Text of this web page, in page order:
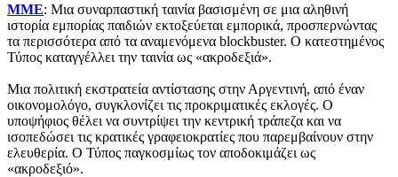
ΜΜΕ: Μια συναρπαστική ταινία βασισμένη σε μια αληθινή
ιστορία εμπορίας παιδιών εκτοξεύεται εμπορικά, προσπερνώντας
τα περισσότερα από τα αναμενόμενα blockbuster. Ο κατεστημένος
Τύπος καταγγέλλει την ταινία ως «ακροδεξιά».
Μια πολιτική εκστρατεία αντίστασης στην Αργεντινή, από έναν
οικονομολόγο, συγκλονίζει τις προκριματικές εκλογές. Ο
υποψήφιος θέλει να συντρίψει την κεντρική τράπεζα και να
ισοπεδώσει τις κρατικές γραφειοκρατίες που παρεμβαίνουν στην
ελευθερία. Ο Τύπος παγκοσμίως τον αποδοκιμάζει ως
«ακροδεξιό».